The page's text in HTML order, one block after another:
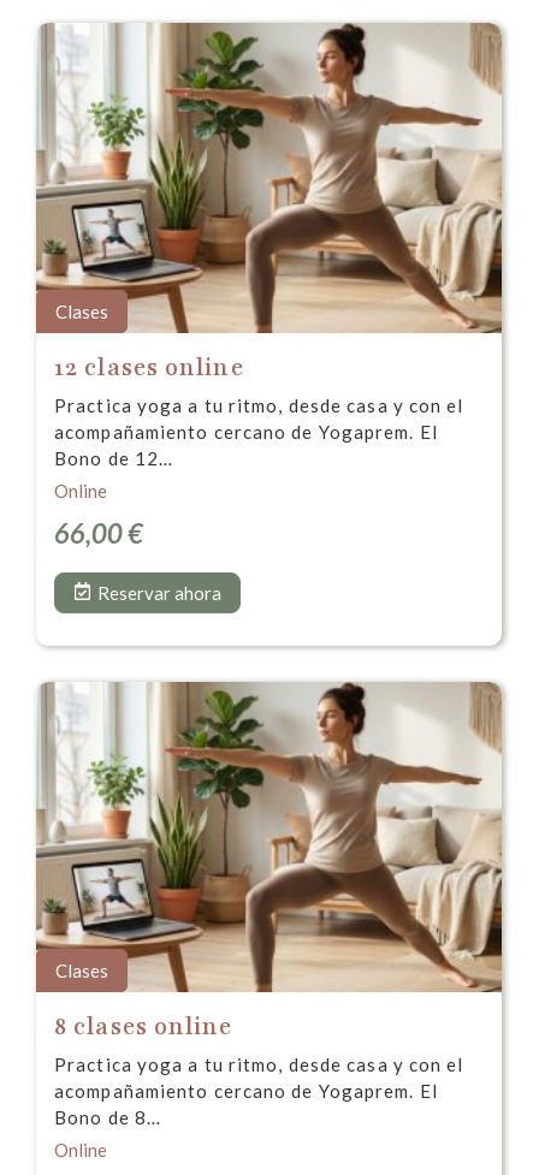
Clases
12 clases online
Practica yoga a tu ritmo, desde casa y con el
acompañamiento cercano de Yogaprem. El
Bono de 12…
Online
66,00€
Reservar ahora
Clases
8 clases online
Practica yoga a tu ritmo, desde casa y con el
acompañamiento cercano de Yogaprem. El
Bono de 8…
Online